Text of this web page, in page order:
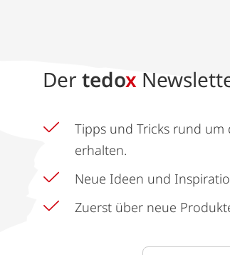
Der tedox
Tipps und Tricks rund
erhalten.
Neue Ideen und
Zuerst über neue